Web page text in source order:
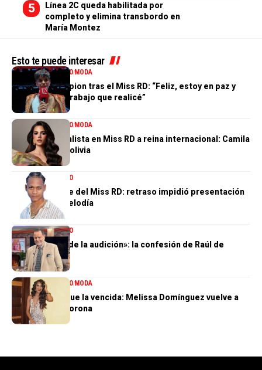
Línea 2C queda habilitada por
completo y elimina transbordo en
María Montez
Esto te puede interesar
ENTRETENIMIENTOMODA
Valentina Campion tras el Miss RD: “Feliz, estoy en paz y
orgullosa del trabajo que realicé”
ENTRETENIMIENTOMODA
De tercera finalista en Miss RD a reina internacional: Camila
Issa rumbo a Bolivia
ENTRETENIMIENTO
El gran ausente del Miss RD: retraso impidió presentación
de Dalvin La Melodía
ENTRETENIMIENTO
«Perdí el 85 % de la audición»: la confesión de Raúl de
Molina
ENTRETENIMIENTOMODA
La tercera no fue la vencida: Melissa Domínguez vuelve a
quedar sin la corona